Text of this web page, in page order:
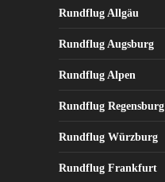
Rundflug Allgäu
Rundflug Augsburg
Rundflug Alpen
Rundflug Regensburg
Rundflug Würzburg
Rundflug Frankfurt